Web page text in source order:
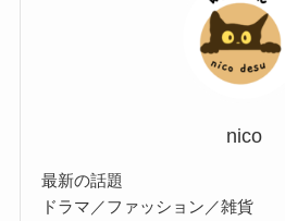
nico
最新の話題
ドラマ／ファッション／雑貨